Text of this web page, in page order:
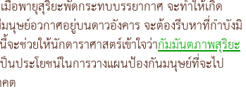
อพายุสุริยะพัดกระทบบรรยากาศ จะทำให้เกิด
ษย์อวกาศอยู่บนดาวอังคาร จะต้องรีบหาที่กำบังมิ
ช่วยให้นักดาราศาสตร์เข้าใจว่ากัมมันตภาพสุริยะ
นประโยชน์ในการวางแผนป้องกันมนุษย์ที่จะไป
ต